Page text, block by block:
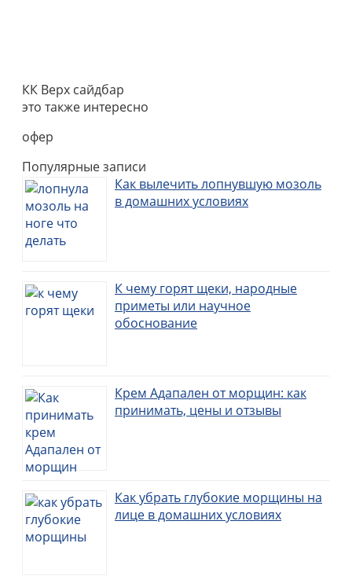
КК Верх сайдбар
это также интересно
офер
Популярные записи
Как вылечить лопнувшую мозоль
в домашних условиях
К чему горят щеки, народные
приметы или научное
обоснование
Крем Адапален от морщин: как
принимать, цены и отзывы
Как убрать глубокие морщины на
лице в домашних условиях